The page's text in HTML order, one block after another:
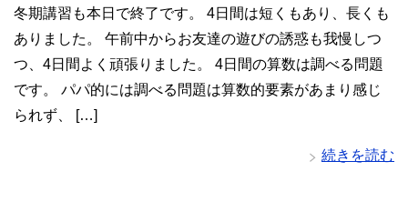
冬期講習も本日で終了です。 4日間は短くもあり、長くも
ありました。 午前中からお友達の遊びの誘惑も我慢しつ
つ、4日間よく頑張りました。 4日間の算数は調べる問題
です。 パパ的には調べる問題は算数的要素があまり感じ
られず、 […]
続きを読む